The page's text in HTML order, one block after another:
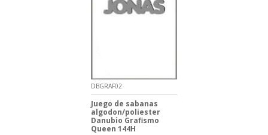
DBGRAF02
Juego de sabanas
algodon/poliester
Danubio Grafismo
Queen 144H